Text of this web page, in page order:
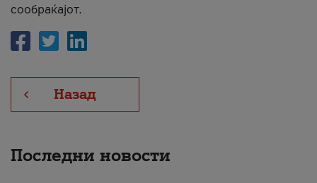
сообраќајот.
Назад
Последни новости